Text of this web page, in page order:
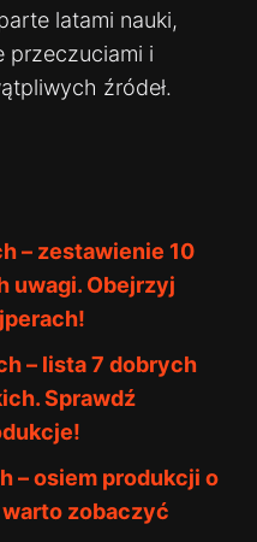
latami nauki,
przeczuciami i
źródeł.
– zestawienie 10
uwagi. Obejrzyj
– lista 7 dobrych
Sprawdź
– osiem produkcji o
zobaczyć